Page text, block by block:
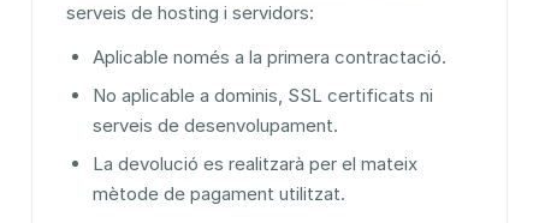
serveis de hosting i servidors:
Aplicable només a la primera contractació.
No aplicable a dominis, SSL certificats ni
serveis de desenvolupament.
La devolució es realitzarà per el mateix
mètode de pagament utilitzat.